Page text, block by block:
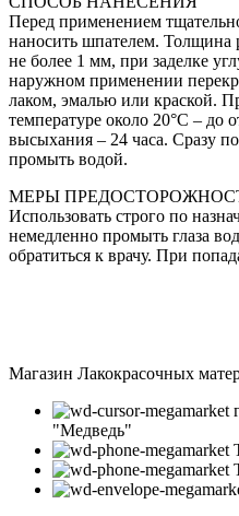
Перед применением
наносить шпателем. Толщина
не более 1 мм, при заделке
наружном применении
лаком, эмалью или краской.
температуре около 20°С – до
высыхания – 24 часа. Сразу
промыть водой.
МЕРЫ
Использовать строго по
немедленно промыть глаза
обратиться к врачу. При
Магазин Лакокрасочных
"Медведь"